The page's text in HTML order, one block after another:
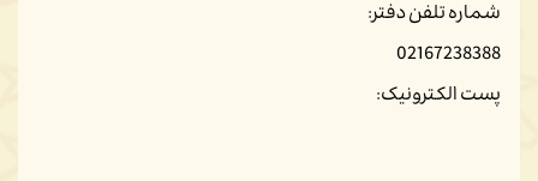
شماره تلفن دفتر:
02167238388
پست الکترونیک: